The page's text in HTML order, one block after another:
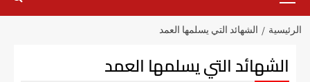
الرئيسية الشهائد التي يسلمها العمد
الشهائد التي يسلمها العمد